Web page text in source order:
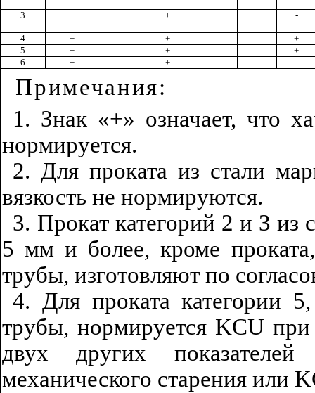
3 + + + -
4 + + -
+
5
+ + -
+
6
+ + - -
Примечания:
1. Знак «+» означает, что
нормируется.
2. Для проката из стали
вязкость не нормируются.
3. Прокат категорий 2 и 3
5 мм и более, кроме
трубы, изготовляют по
4. Для проката категории
трубы, нормируется KCUпри
двух других
механического старения или